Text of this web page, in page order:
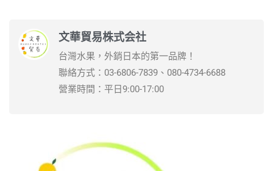
文華貿易株式会社
台灣水果，外銷日本的第一品牌！
聯絡方式：03-6806-7839、080-4734-6688
營業時間：平日9:00-17:00